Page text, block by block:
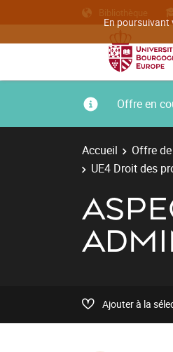
En poursuivant
Bibliothèque
Offre en
Accueil Offre
UE4 Droit des
Ajouter à la